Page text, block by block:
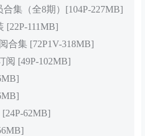
合集（全8期）[104P-227MB]
[22P-111MB]
合集 [72P1V-318MB]
阅 [49P-102MB]
62MB]